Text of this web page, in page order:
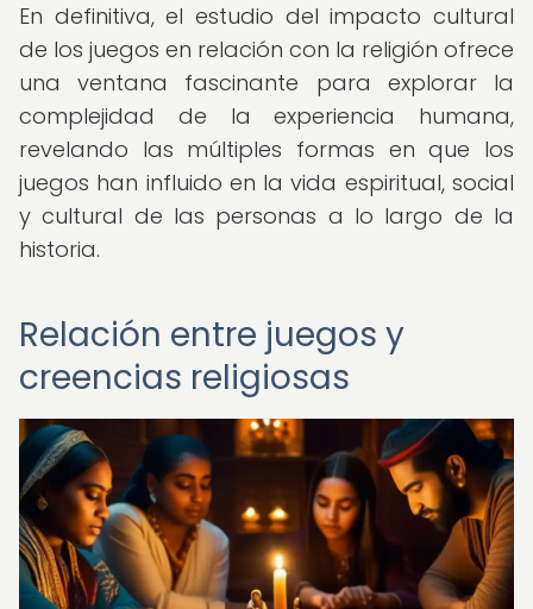
En definitiva, el estudio del impacto cultural
de los juegos en relación con la religión ofrece
una ventana fascinante para explorar la
complejidad de la experiencia humana,
revelando las múltiples formas en que los
juegos han influido en la vida espiritual, social
y cultural de las personas a lo largo de la
historia.
Relación entre juegos y
creencias religiosas